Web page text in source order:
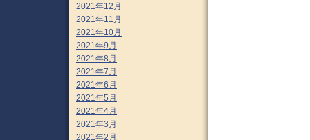
2021年12月
2021年11月
2021年10月
2021年9月
2021年8月
2021年7月
2021年6月
2021年5月
2021年4月
2021年3月
2021年2月